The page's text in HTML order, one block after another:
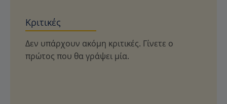
Κριτικές
Δεν υπάρχουν ακόμη κριτικές. Γίνετε ο
πρώτος που θα γράψει μία.